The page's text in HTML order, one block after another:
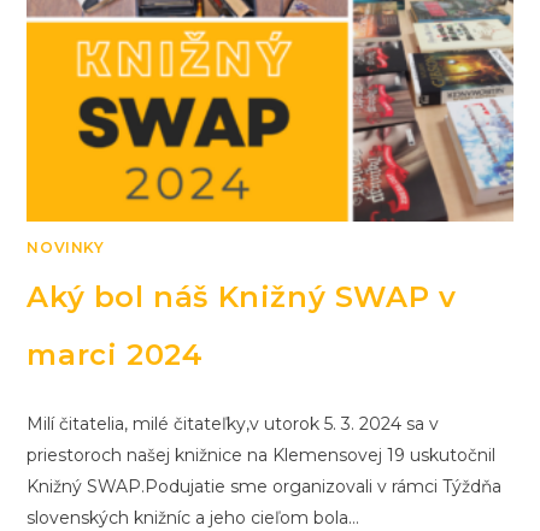
NOVINKY
Aký bol náš Knižný SWAP v
marci 2024
Milí čitatelia, milé čitateľky,v utorok 5. 3. 2024 sa v
priestoroch našej knižnice na Klemensovej 19 uskutočnil
Knižný SWAP.Podujatie sme organizovali v rámci Týždňa
slovenských knižníc a jeho cieľom bola…